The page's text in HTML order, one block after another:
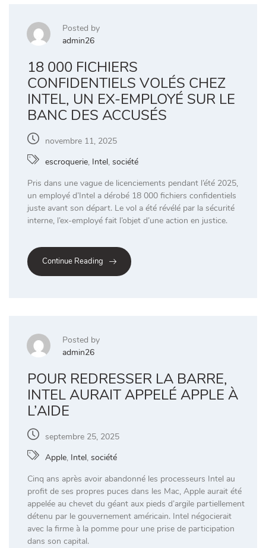
Posted by
admin26
18 000 FICHIERS
CONFIDENTIELS VOLÉS CHEZ
INTEL, UN EX-EMPLOYÉ SUR LE
BANC DES ACCUSÉS
novembre 11, 2025
escroquerie, Intel, société
Pris dans une vague de licenciements pendant l’été 2025,
un employé d’Intel a dérobé 18 000 fichiers confidentiels
juste avant son départ. Le vol a été révélé par la sécurité
interne, l’ex-employé fait l’objet d’une action en justice.
Continue Reading
Posted by
admin26
POUR REDRESSER LA BARRE,
INTEL AURAIT APPELÉ APPLE À
L’AIDE
septembre 25, 2025
Apple, Intel, société
Cinq ans après avoir abandonné les processeurs Intel au
profit de ses propres puces dans les Mac, Apple aurait été
appelée au chevet du géant aux pieds d’argile partiellement
détenu par le gouvernement américain. Intel négocierait
avec la firme à la pomme pour une prise de participation
dans son capital.